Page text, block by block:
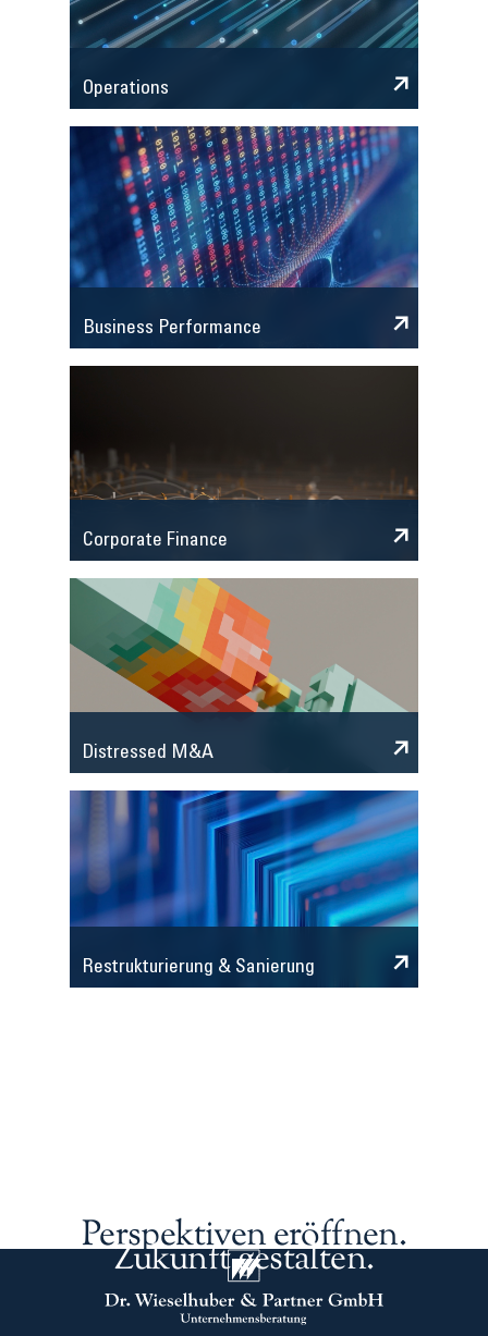
Operations
Business Performance
Corporate Finance
Distressed M&A
Restrukturierung & Sanierung
Perspektiven eröffnen.
Zukunft gestalten.